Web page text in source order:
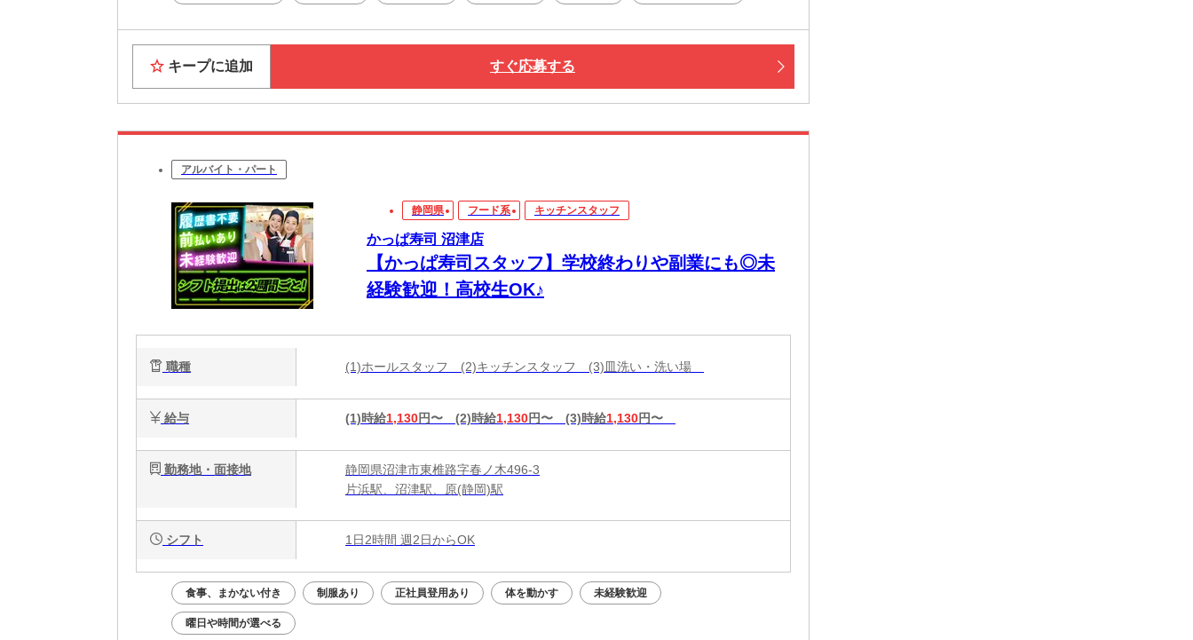
キープに追加 すぐ応募する
アルバイト・パート
静岡県 フード系 キッチンスタッフ
かっぱ寿司 沼津店
【かっぱ寿司スタッフ】学校終わりや副業にも◎未
経験歓迎！高校生OK♪
職種 (1)ホールスタッフ (2)キッチンスタッフ (3)皿洗い・洗い場
給与 (1)時給1,130円〜 (2)時給1,130円〜 (3)時給1,130円〜
勤務地・面接地
静岡県沼津市東椎路字春ノ木496-3
片浜駅、沼津駅、原(静岡)駅
シフト 1日2時間 週2日からOK
食事、まかない付き 制服あり 正社員登用あり 体を動かす 未経験歓迎
曜日や時間が選べる